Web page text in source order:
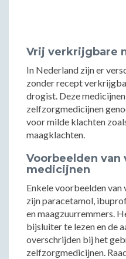
Vrij verkrijgbare
In Nederland zijn er
zonder recept
drogist. Deze
zelfzorgmedicijnen
voor milde klachten
maagklachten.
Voorbeelden
medicijnen
Enkele voorbeelden
zijn paracetamol,
en maagzuurremmers.
bijsluiter te lezen en de
overschrijden bij het
zelfzorgmedicijnen.